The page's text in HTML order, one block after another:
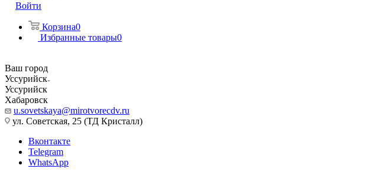
Войти
Корзина0
Избранные товары0
Ваш город
Уссурийск
Уссурийск
Хабаровск
u.sovetskaya@mirotvorecdv.ru
ул. Советская, 25 (ТД Кристалл)
Вконтакте
Telegram
WhatsApp